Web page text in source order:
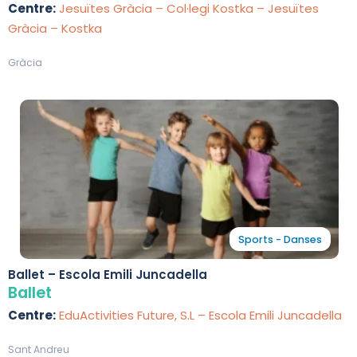
Centre:Jesuïtes Gràcia – Col·legi Kostka – Jesuïtes
Gràcia – Kostka
Gràcia
Sports - Danses
Ballet – Escola Emili Juncadella
Ballet
Centre:EduActivities Future, S.L – Escola Emili Juncadella
Sant Andreu